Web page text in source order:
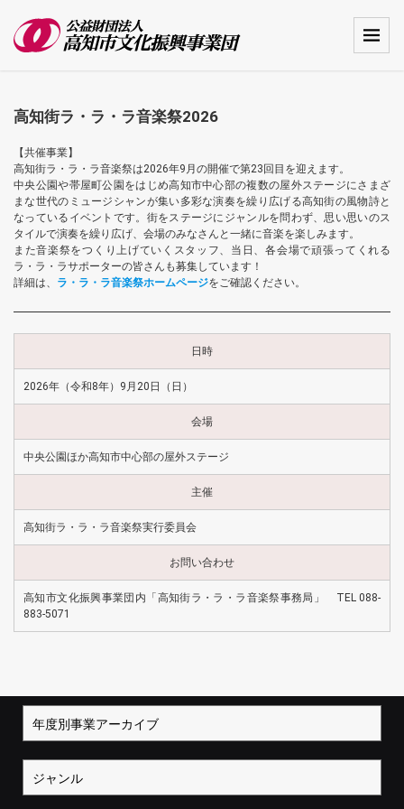
高知街ラ・ラ・ラ音楽祭2026
【共催事業】
高知街ラ・ラ・ラ音楽祭は2026年9月の開催で第23回目を迎えます。
中央公園や帯屋町公園をはじめ高知市中心部の複数の屋外ステージにさまざ
まな世代のミュージシャンが集い多彩な演奏を繰り広げる高知街の風物詩と
なっているイベントです。街をステージにジャンルを問わず、思い思いのス
タイルで演奏を繰り広げ、会場のみなさんと一緒に音楽を楽しみます。
また音楽祭をつくり上げていくスタッフ、当日、各会場で頑張ってくれる
ラ・ラ・ラサポーターの皆さんも募集しています！
詳細は、 ラ・ラ・ラ音楽祭ホームページをご確認ください。
日時
2026年（令和8年）9月20日（日）
会場
中央公園ほか高知市中心部の屋外ステージ
主催
高知街ラ・ラ・ラ音楽祭実行委員会
お問い合わせ
高知市文化振興事業団内「高知街ラ・ラ・ラ音楽祭事務局」 TEL 088-
883-5071